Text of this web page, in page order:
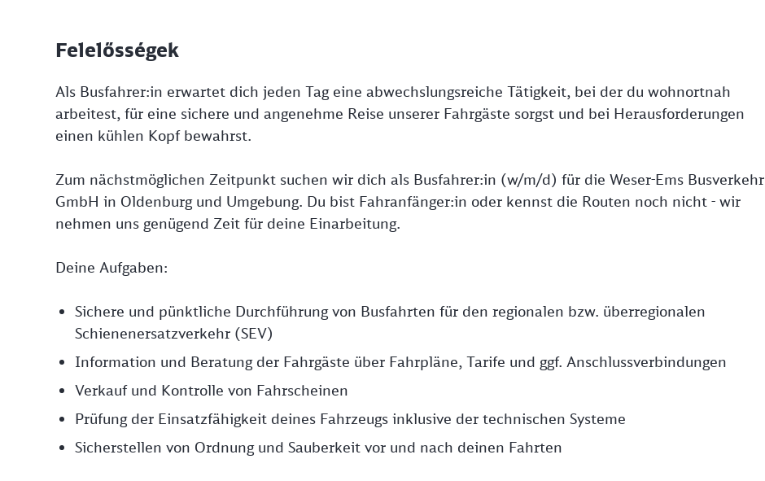
Felelősségek
Als Busfahrer:in erwartet dich jeden Tag eine abwechslungsreiche Tätigkeit, bei der du wohnortnah
arbeitest, für eine sichere und angenehme Reise unserer Fahrgäste sorgst und bei Herausforderungen
einen kühlen Kopf bewahrst.
Zum nächstmöglichen Zeitpunkt suchen wir dich als Busfahrer:in (w/m/d) für die Weser-Ems Busverkehr
GmbH in Oldenburg und Umgebung. Du bist Fahranfänger:in oder kennst die Routen noch nicht - wir
nehmen uns genügend Zeit für deine Einarbeitung.
Deine Aufgaben:
Sichere und pünktliche Durchführung von Busfahrten für den regionalen bzw. überregionalen
Schienenersatzverkehr (SEV)
Information und Beratung der Fahrgäste über Fahrpläne, Tarife und ggf. Anschlussverbindungen
Verkauf und Kontrolle von Fahrscheinen
Prüfung der Einsatzfähigkeit deines Fahrzeugs inklusive der technischen Systeme
Sicherstellen von Ordnung und Sauberkeit vor und nach deinen Fahrten